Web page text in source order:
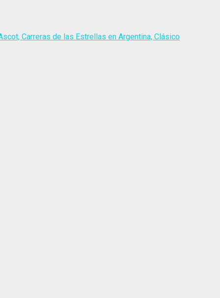
Carreras de las Estrellas en Argentina, Clásico